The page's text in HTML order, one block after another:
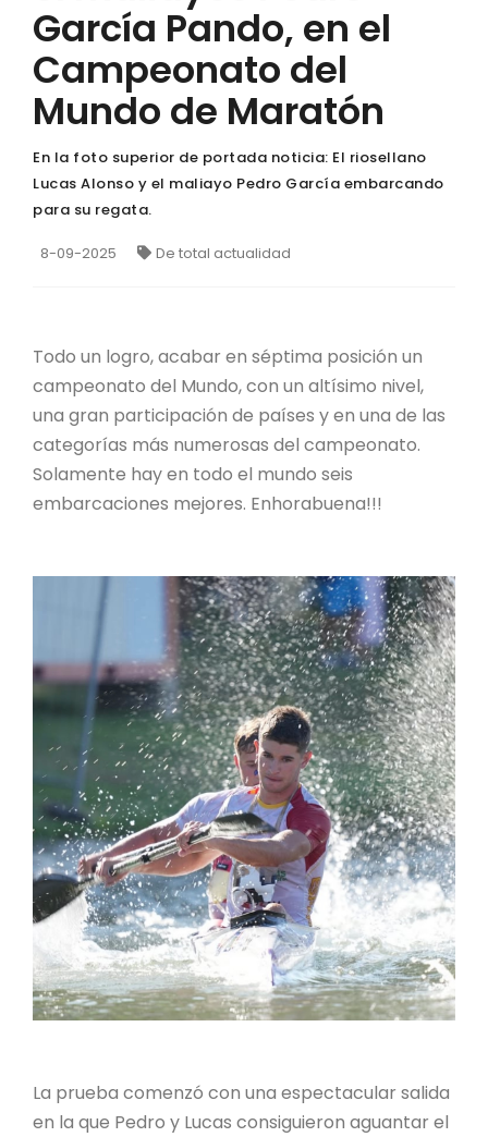
García Pando, en el
Campeonato del
Mundo de Maratón
En la foto superior de portada noticia: El riosellano
Lucas Alonso y el maliayo Pedro García embarcando
para su regata.
8-09-2025 De total actualidad
Todo un logro, acabar en séptima posición un
campeonato del Mundo, con un altísimo nivel,
una gran participación de países y en una de las
categorías más numerosas del campeonato.
Solamente hay en todo el mundo seis
embarcaciones mejores. Enhorabuena!!!
La prueba comenzó con una espectacular salida
en la que Pedro y Lucas consiguieron aguantar el